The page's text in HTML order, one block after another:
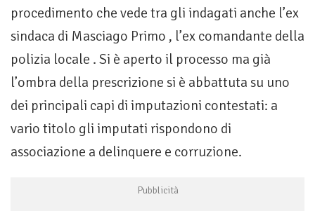
procedimento che vede tra gli indagati anche l’ex
sindaca di Masciago Primo , l’ex comandante della
polizia locale . Si è aperto il processo ma già
l’ombra della prescrizione si è abbattuta su uno
dei principali capi di imputazioni contestati: a
vario titolo gli imputati rispondono di
associazione a delinquere e corruzione.